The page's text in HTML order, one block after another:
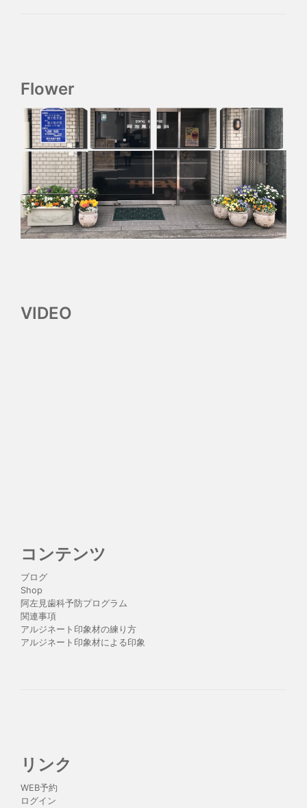
Flower
VIDEO
コンテンツ
ブログ
Shop
阿左見歯科予防プログラム
関連事項
アルジネート印象材の練り方
アルジネート印象材による印象
リンク
WEB予約
ログイン